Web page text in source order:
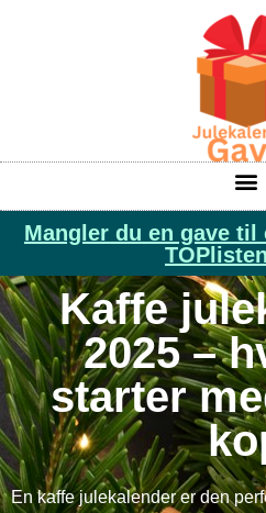
Mangler du en gave til
Kaffe
2025 –
starter
En kaffe julekalender er den